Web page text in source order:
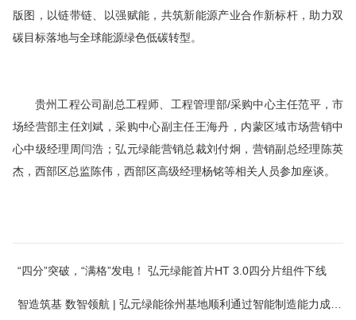
版图，以链带链、以强赋能，共筑新能源产业合作新标杆，助力双
碳目标落地与全球能源绿色低碳转型。
贵州工程公司副总工程师、工程管理部/采购中心主任范平，市
场经营部主任刘斌，采购中心副主任王海丹，内蒙区域市场营销中
心中级经理周闫浩；弘元绿能营销总裁刘付炯，营销副总经理陈英
杰，西部区总监陈伟，西部区高级经理杨铭等相关人员参加座谈。
“四分”突破，“满格”发电！ 弘元绿能首片HT 3.0四分片组件下线